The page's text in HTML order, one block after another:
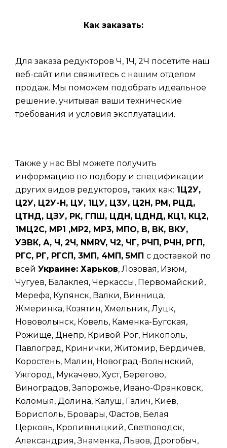
Как заказать:
Для заказа редукторов Ч, 1Ч, 2Ч посетите наш
веб-сайт или свяжитесь с нашим отделом
продаж. Мы поможем подобрать идеальное
решение, учитывая ваши технические
требования и условия эксплуатации.
Также у нас ВЫ можете получить
информацию по подбору и спецификации
других видов редукторов,таких как: 1Ц2У,
Ц2У, Ц2У-Н, ЦУ, 1ЦУ, Ц3У, Ц2Н, РМ, РЦД,
ЦТНД, ЦЗУ, РК, ГПШ, ЦДН, ЦДНД, КЦ1, КЦ2,
1МЦ2С, МР1 ,МР2, МР3, МПО, В, ВК, ВКУ,
УЗВК, А, Ч, 2Ч, NMRV, Ч2, ЧГ, РЧП, РЧН, РГП,
РГС, РГ, РГСП, 3МП, 4МП, 5МП с доставкой по
всей Украине: Харьков, Лозовая, Изюм,
Чугуев, Балаклея, Черкассы, Первомайский,
Мерефа, Купянск, Валки, Винница,
Жмеринка, Козятин, Хмельник, Луцк,
Нововолынск, Ковель, Каменка-Бугская,
Рожище, Днепр, Кривой Рог, Никополь,
Павлоград, Кринички, Житомир, Бердичев,
Коростень, Малин, Новоград-Волынский,
Ужгород, Мукачево, Хуст, Берегово,
Виноградов, Запорожье, Ивано-Франковск,
Коломыя, Долина, Калуш, Галич, Киев,
Борисполь, Бровары, Фастов, Белая
Церковь, Кропивницкий, Светловодск,
Александрия, Знаменка, Львов, Дрогобыч,